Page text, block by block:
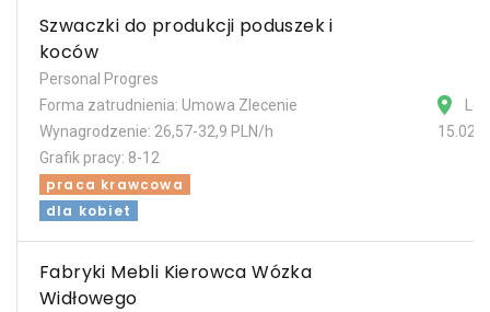
Szwaczki do produkcji poduszek i
koców
Personal Progres
Forma zatrudnienia: Umowa Zlecenie
Wynagrodzenie: 26,57-32,9 PLN/h
Grafik pracy: 8-12
praca krawcowa
dla kobiet
Fabryki Mebli Kierowca Wózka
Widłowego